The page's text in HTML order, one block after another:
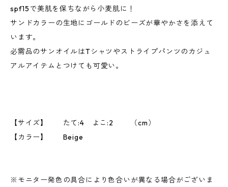
spf15で美肌を保ちながら小麦肌に！
サンドカラーの生地にゴールドのビーズが華やかさを添えて
います。
必需品のサンオイルはTシャツやストライプパンツのカジュ
アルアイテムとつけても可愛い。
【サイズ】 たて:4 よこ:2 （cm）
【カラー】 Beige
※モニター発色の具合により色合いが異なる場合がございま